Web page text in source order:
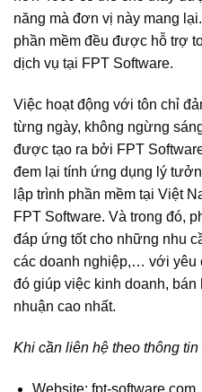
năng mà đơn vị này mang
phần mềm đều được hỗ trợ
dịch vụ tại FPT Software.
Việc hoạt động với tôn chỉ
từng ngày, không ngừng
được tạo ra bởi FPT
đem lại tính ứng dụng lý
lập trình phần mềm tại Việt
FPT Software. Và trong đó,
đáp ứng tốt cho những nhu
các doanh nghiệp,… với yêu
đó giúp việc kinh doanh,
nhuận cao nhất.
Khi cần liên hệ theo thông tin
Website: fpt-software.com.